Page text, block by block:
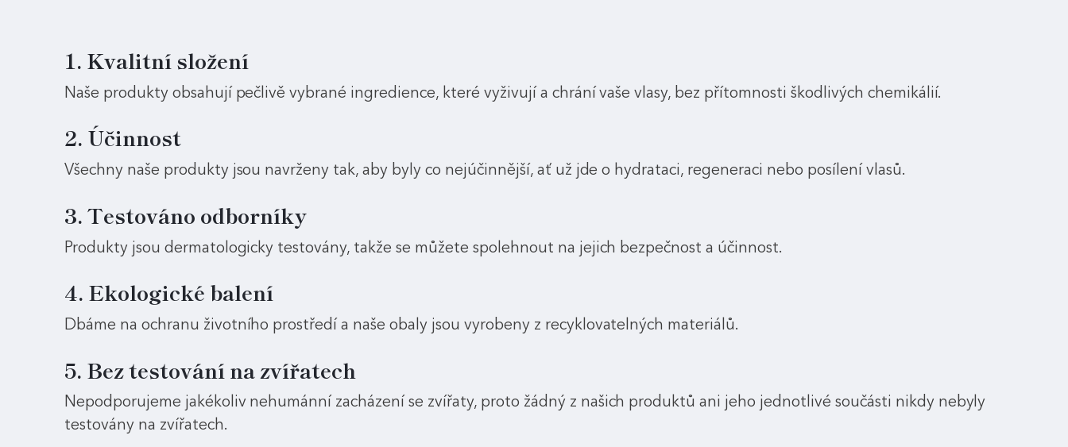
1. Kvalitní složení
Naše produkty obsahují pečlivě vybrané ingredience, které vyživují a chrání vaše vlasy, bez přítomnosti škodlivých chemikálií.
2. Účinnost
Všechny naše produkty jsou navrženy tak, aby byly co nejúčinnější, ať už jde o hydrataci, regeneraci nebo posílení vlasů.
3. Testováno odborníky
Produkty jsou dermatologicky testovány, takže se můžete spolehnout na jejich bezpečnost a účinnost.
4. Ekologické balení
Dbáme na ochranu životního prostředí a naše obaly jsou vyrobeny z recyklovatelných materiálů.
5. Bez testování na zvířatech
Nepodporujeme jakékoliv nehumánní zacházení se zvířaty, proto žádný z našich produktů ani jeho jednotlivé součásti nikdy nebyly
testovány na zvířatech.